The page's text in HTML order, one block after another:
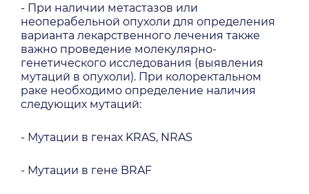
- При наличии метастазов или
неоперабельной опухоли для определения
варианта лекарственного лечения также
важно проведение молекулярно-
генетического исследования (выявления
мутаций в опухоли). При колоректальном
раке необходимо определение наличия
следующих мутаций:
- Мутации в генах KRAS, NRAS
- Мутации в гене BRAF